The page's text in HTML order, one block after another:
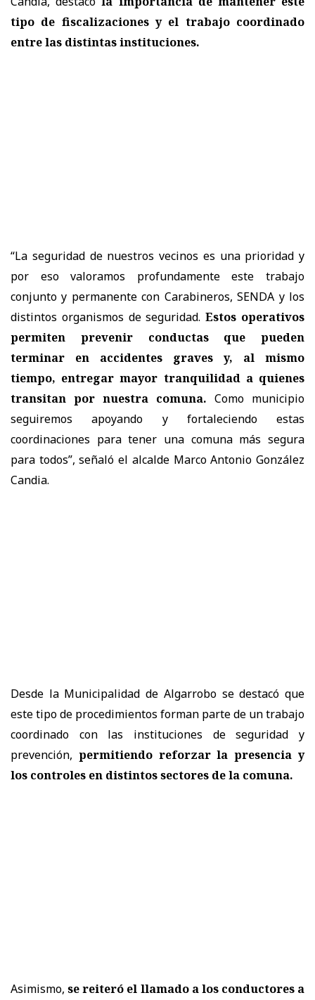
tipo de fiscalizaciones y el trabajo coordinado
entre las distintas instituciones.
“La seguridad de nuestros vecinos es una prioridad y
por eso valoramos profundamente este trabajo
conjunto y permanente con Carabineros, SENDA y los
distintos organismos de seguridad.Estos operativos
permiten prevenir conductas que pueden
terminar en accidentes graves y, al mismo
tiempo, entregar mayor tranquilidad a quienes
transitan por nuestra comuna. Como municipio
seguiremos apoyando y fortaleciendo estas
coordinaciones para tener una comuna más segura
para todos”, señaló el alcalde Marco Antonio González
Candia.
Desde la Municipalidad de Algarrobo se destacó que
este tipo de procedimientos forman parte de un trabajo
coordinado con las instituciones de seguridad y
prevención, permitiendo reforzar la presencia y
los controles en distintos sectores de la comuna.
Asimismo,se reiteró el llamado a los conductores a